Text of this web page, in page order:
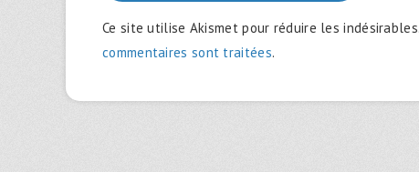
Ce site utilise Akismet pour réduire les indésirables.
commentaires sont traitées.